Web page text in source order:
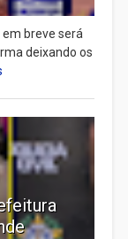
breve será
deixando os